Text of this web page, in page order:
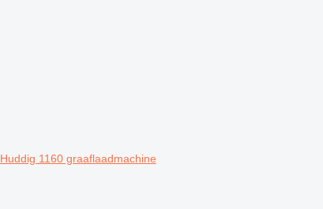
Huddig 1160 graaflaadmachine